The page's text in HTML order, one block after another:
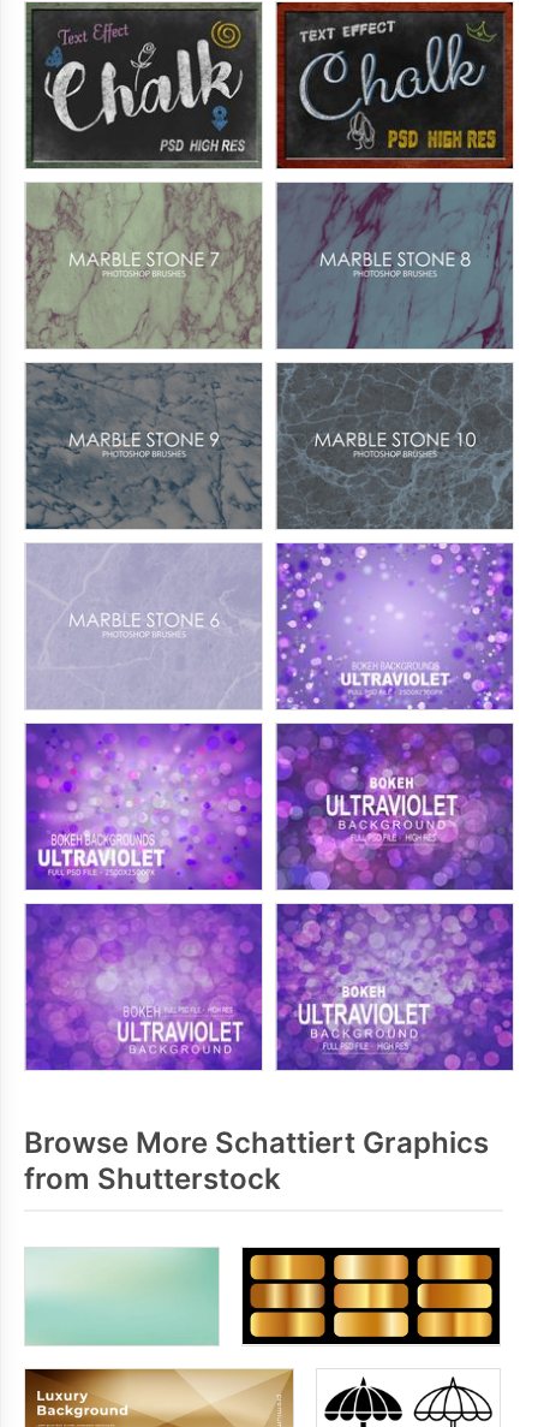
Browse More Schattiert Graphics
from Shutterstock